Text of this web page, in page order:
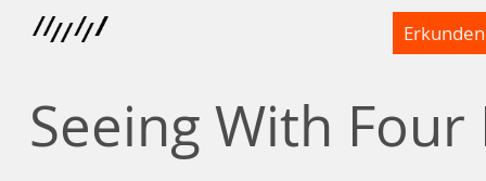
Erkunden
Seeing With Four